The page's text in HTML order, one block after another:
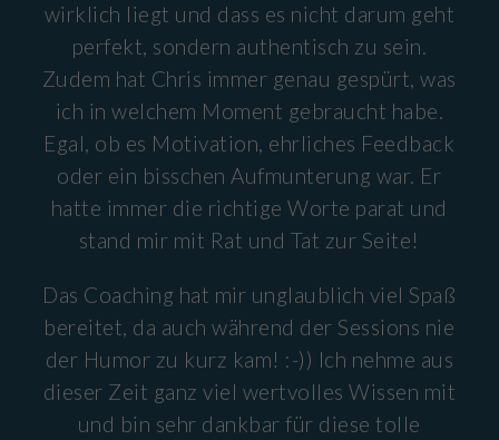
wirklich liegt und dass es nicht darum geht
perfekt, sondern authentisch zu sein.
Zudem hat Chris immer genau gespürt, was
ich in welchem Moment gebraucht habe.
Egal, ob es Motivation, ehrliches Feedback
oder ein bisschen Aufmunterung war. Er
hatte immer die richtige Worte parat und
stand mir mit Rat und Tat zur Seite!
Das Coaching hat mir unglaublich viel Spaß
bereitet, da auch während der Sessions nie
der Humor zu kurz kam! :-)) Ich nehme aus
dieser Zeit ganz viel wertvolles Wissen mit
und bin sehr dankbar für diese tolle